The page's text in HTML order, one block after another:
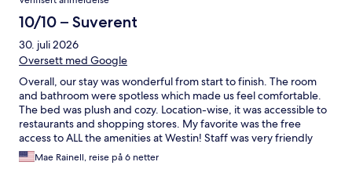
10/10 – Suverent
30. juli 2026
Oversett med Google
Overall, our stay was wonderful from start to finish. The room
and bathroom were spotless which made us feel comfortable.
The bed was plush and cozy. Location-wise, it was accessible to
restaurants and shopping stores. My favorite was the free
access to ALL the amenities at Westin! Staff was very friendly
and accommodating. Will definitely come back here!!
Mae Rainell, reise på 6 netter